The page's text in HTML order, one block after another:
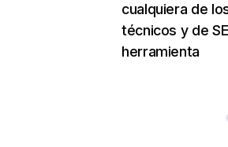
cualquiera de
técnicos y de
herramienta